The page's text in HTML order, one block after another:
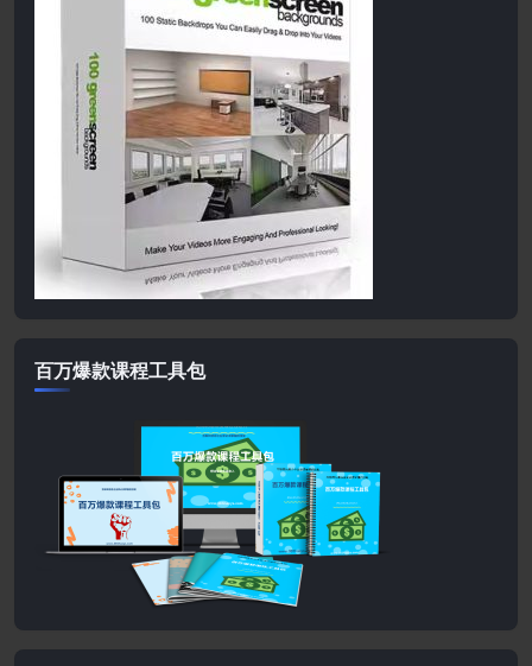
百万爆款课程工具包